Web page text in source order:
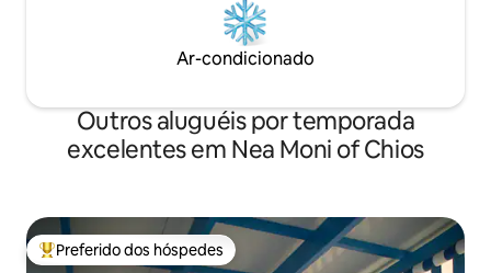
Ar-condicionado
Outros aluguéis por temporada
excelentes em Nea Moni of Chios
Entre os melhores preferidos dos hóspedes
Preferido dos hóspedes